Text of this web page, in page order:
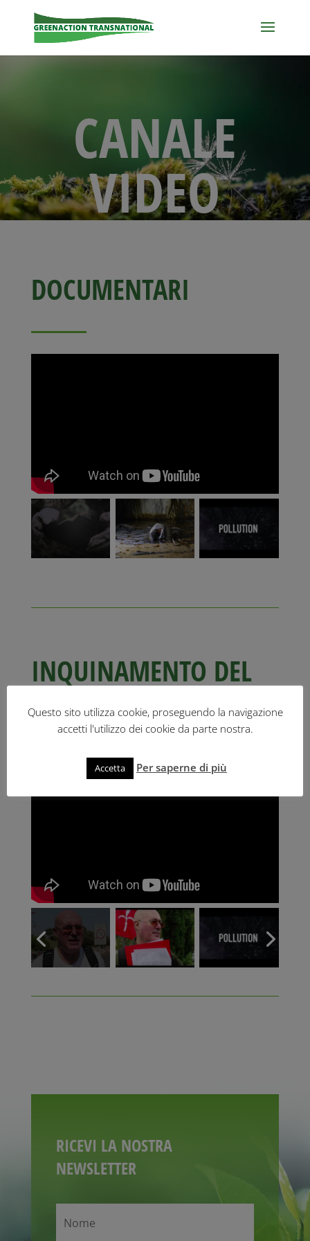
CANALE
VIDEO
DOCUMENTARI
INQUINAMENTO DEL
MARE
RICEVI LA NOSTRA
NEWSLETTER
Questo sito utilizza cookie, proseguendo la navigazione
accetti l'utilizzo dei cookie da parte nostra.
Accetta Per saperne di più